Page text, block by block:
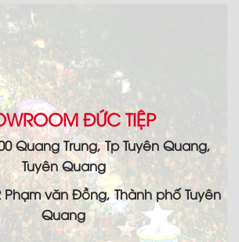
ĐỨC TIỆP
Quang Trung, Tp Tuyên Quang,
Tuyên Quang
Phạm văn Đồng, Thành phố Tuyên
Quang